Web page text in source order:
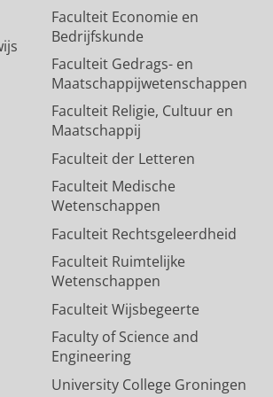
Faculteit Economie en
Bedrijfskunde
Faculteit Gedrags- en
Maatschappijwetenschappen
Faculteit Religie, Cultuur en
Maatschappij
Faculteit der Letteren
Faculteit Medische
Wetenschappen
Faculteit Rechtsgeleerdheid
Faculteit Ruimtelijke
Wetenschappen
Faculteit Wijsbegeerte
Faculty of Science and
Engineering
University College Groningen